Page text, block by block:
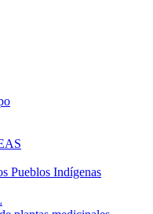
Pueblos Indígenas